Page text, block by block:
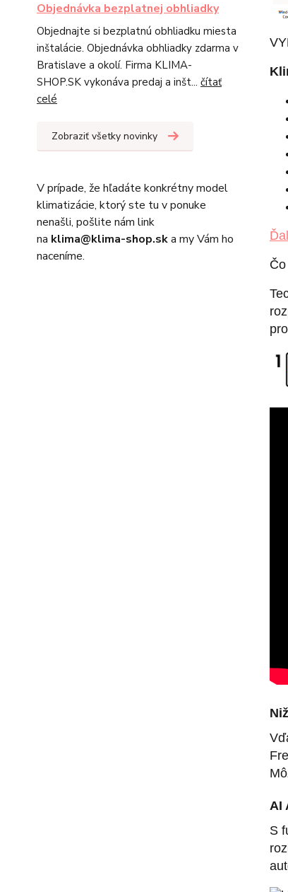
Objednávka bezplatnej obhliadky
Objednajte si bezplatnú obhliadku miesta
inštalácie. Objednávka obhliadky zdarma v
Bratislave a okolí. Firma KLIMA-
SHOP.SK vykonáva predaj a inšt... čítať
celé
Zobraziť všetky novinky
V prípade, že hľadáte konkrétny model
klimatizácie, ktorý ste tu v ponuke
nenašli, pošlite nám link
na klima@klima-shop.ska my Vám ho
naceníme.
AI
S